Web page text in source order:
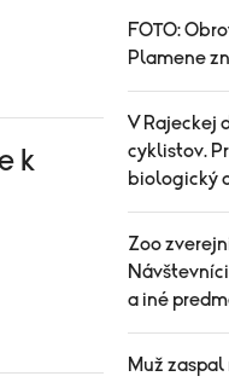
k
FOTO:
Plamene
V Rajeckej
cyklistov.
biologický
Zoo
a iné
Muž